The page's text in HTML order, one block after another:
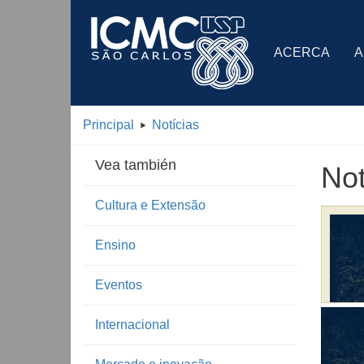
ACERCA
Principal Notícias
Vea también
Cultura e Extensão
Ensino
Eventos
Internacional